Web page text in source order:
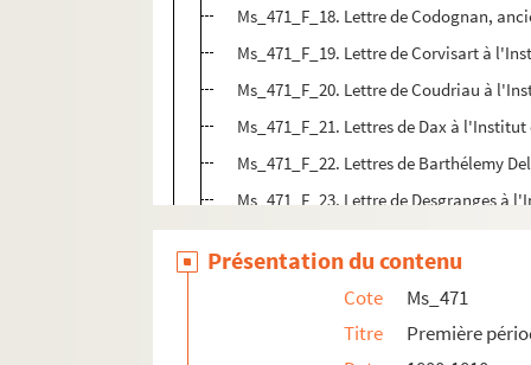
Ms_471_F_18. Lettre de Codognan,
Ms_471_F_19. Lettre de Corvisart à
Ms_471_F_20. Lettre de Coudriau à
Ms_471_F_21. Lettres de Dax à
Ms_471_F_22. Lettres de Barthélemy
Ms_471_F_23. Lettre de Desgranges à
Ms_471_F_24. Lettres de J.
Ms_471_F_25. Lettres de Dufour,
Ms_471_F_26. Lettre de Dumas à
Ms_471_F_27. Lettre d'Emonnot,
Présentation du contenu
Cote
Ms_471
Titre
Première